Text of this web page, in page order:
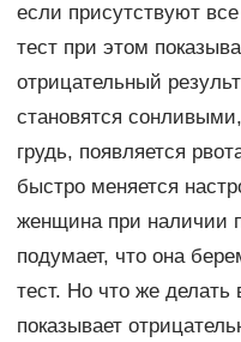
если присутствуют
тест при этом
отрицательный
становятся
грудь, появляется
быстро меняется
женщина при наличии
подумает, что она
тест. Но что же делать
показывает